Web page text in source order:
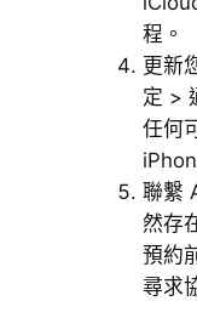
程。
更新
定 >
任何
聯繫
然存
預約
尋求